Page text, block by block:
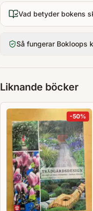
Vad betyder bokens
Så fungerar Bokloops
Liknande böcker
-50%